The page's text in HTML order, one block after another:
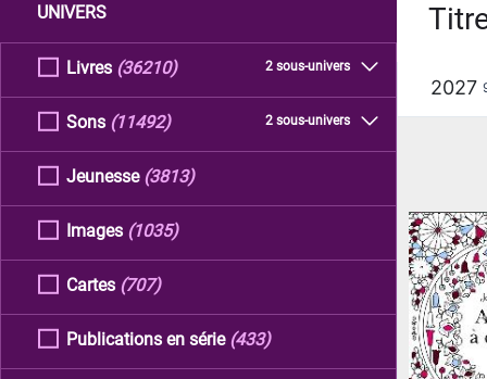
UNIVERS
Livres 2 sous-univers
(36210)
Sons 2 sous-univers
(11492)
Jeunesse (3813)
Images (1035)
Cartes (707)
Publications en série (433)
2027